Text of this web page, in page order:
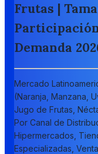
Frutas |
Demanda
Mercado
(Naranja, Manzana,
Jugo de Frutas,
Por Canal de
Hipermercados,
Especializadas,